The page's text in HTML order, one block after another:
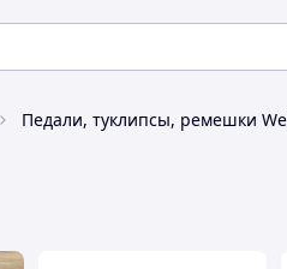
Педали, туклипсы, ремешки